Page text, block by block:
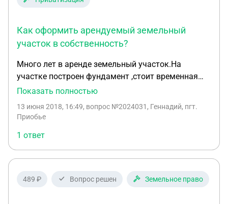
какие то подводные камни?
Как оформить арендуемый земельный
участок в собственность?
Много лет в аренде земельный участок.На
участке построен фундамент ,стоит временная
постройка под гараж и инструменты.Документы
оформлены\кадастровый паспорт и т.д\.Могу ли
собственность[преватизировать]и что для этого
нужно сделать?
Показать полностью
13 июня 2018, 16:49, вопрос №2024031, Геннадий, пгт.
Приобье
1 ответ
489 ₽ Вопрос решен Земельное право